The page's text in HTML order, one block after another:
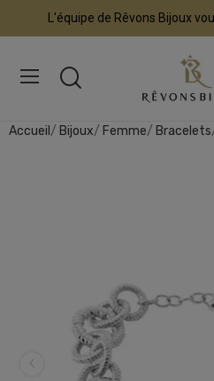
L'équipe de Rêvons Bijoux
Accueil Bijoux Femme Bracelets